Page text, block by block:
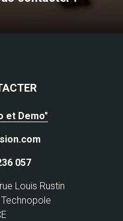
et Demo"
057
Louis Rustin